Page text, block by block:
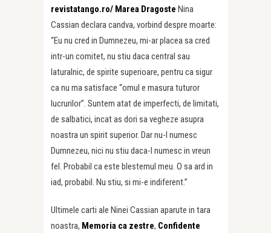
revistatango.ro/ Marea Dragoste Nina
Cassian declara candva, vorbind despre moarte:
“Eu nu cred in Dumnezeu, mi-ar placea sa cred
intr-un comitet, nu stiu daca central sau
laturalnic, de spirite superioare, pentru ca sigur
ca nu ma satisface “omul e masura tuturor
lucrurilor”. Suntem atat de imperfecti, de limitati,
de salbatici, incat as dori sa vegheze asupra
noastra un spirit superior. Dar nu-l numesc
Dumnezeu, nici nu stiu daca-l numesc in vreun
fel. Probabil ca este blestemul meu. O sa ard in
iad, probabil. Nu stiu, si mi-e indiferent.”
Ultimele carti ale Ninei Cassian aparute in tara
noastra, Memoria ca zestre, Confidente